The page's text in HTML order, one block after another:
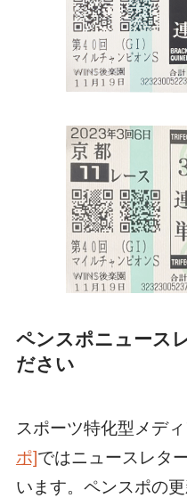
ペンスポニュース
ださい
スポーツ特化型メデ
ポ]ではニュースレタ
います。ペンスポの